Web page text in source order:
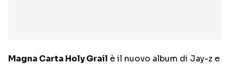
Magna Carta Holy Grail è il nuovo album di Jay-z e